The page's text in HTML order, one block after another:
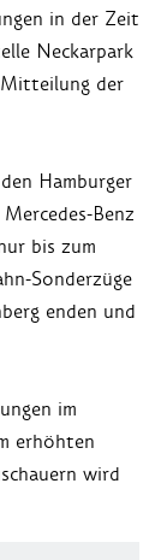
in der Zeit
Neckarpark
der
Hamburger
Benz
bis zum
Sonderzüge
enden und
im
erhöhten
wird